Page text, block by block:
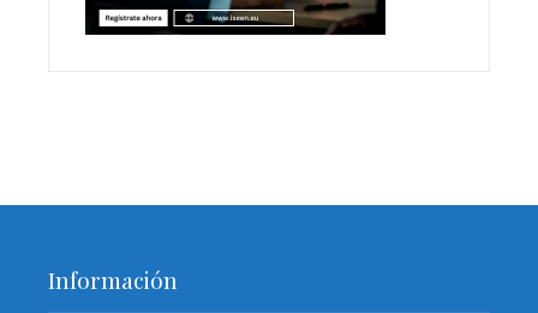
Información